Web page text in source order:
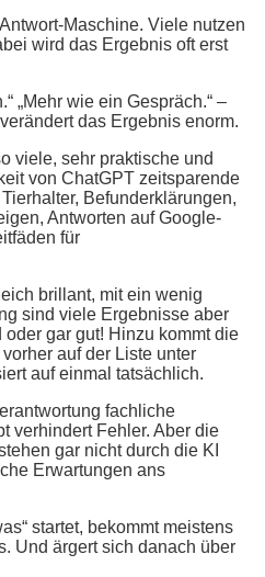
Maschine. Viele nutzen
wird das Ergebnis oft erst
„Mehr wie ein Gespräch.“ –
das Ergebnis enorm.
viele, sehr praktische und
von ChatGPT zeitsparende
Befunderklärungen,
Antworten auf Google-
für
brillant, mit ein wenig
sind viele Ergebnisse aber
gar gut! Hinzu kommt die
auf der Liste unter
auf einmal tatsächlich.
fachliche
verhindert Fehler. Aber die
gar nicht durch die KI
Erwartungen ans
startet, bekommt meistens
Und ärgert sich danach über